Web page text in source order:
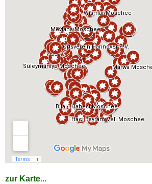
zur Karte...